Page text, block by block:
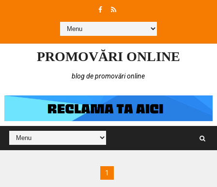
PROMOVĂRI ONLINE
blog de promovări online
1